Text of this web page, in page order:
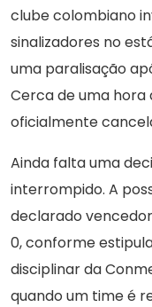
clube colombiano
sinalizadores no
uma paralisação
Cerca de uma
oficialmente
Ainda falta uma
interrompido. A
declarado
0, conforme
disciplinar da
quando um time é